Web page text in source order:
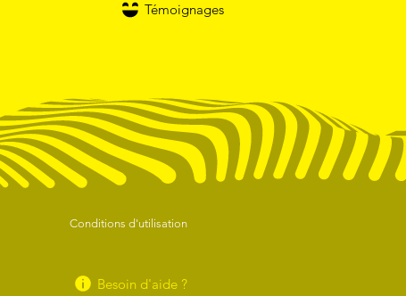
Témoignages
Conditions d'utilisation
Besoin d'aide ?